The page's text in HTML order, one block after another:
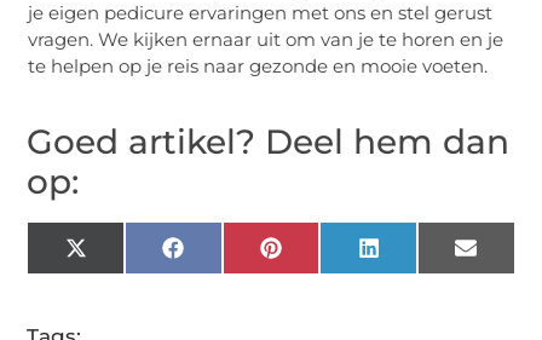
je eigen pedicure ervaringen met ons en stel gerust
vragen. We kijken ernaar uit om van je te horen en je
te helpen op je reis naar gezonde en mooie voeten.
Goed artikel? Deel hem dan
op:
X
(Twitter)
FacebookPinterestLinkedIn Email